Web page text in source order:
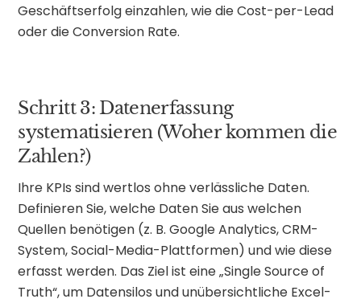
Geschäftserfolg einzahlen, wie die Cost-per-Lead
oder die Conversion Rate.
Schritt 3: Datenerfassung
systematisieren (Woher kommen die
Zahlen?)
Ihre KPIs sind wertlos ohne verlässliche Daten.
Definieren Sie, welche Daten Sie aus welchen
Quellen benötigen (z. B. Google Analytics, CRM-
System, Social-Media-Plattformen) und wie diese
erfasst werden. Das Ziel ist eine „Single Source of
Truth“, um Datensilos und unübersichtliche Excel-